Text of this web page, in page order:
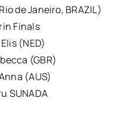
de Janeiro, BRAZIL)
Finals
(NED)
(GBR)
(AUS)
SUNADA